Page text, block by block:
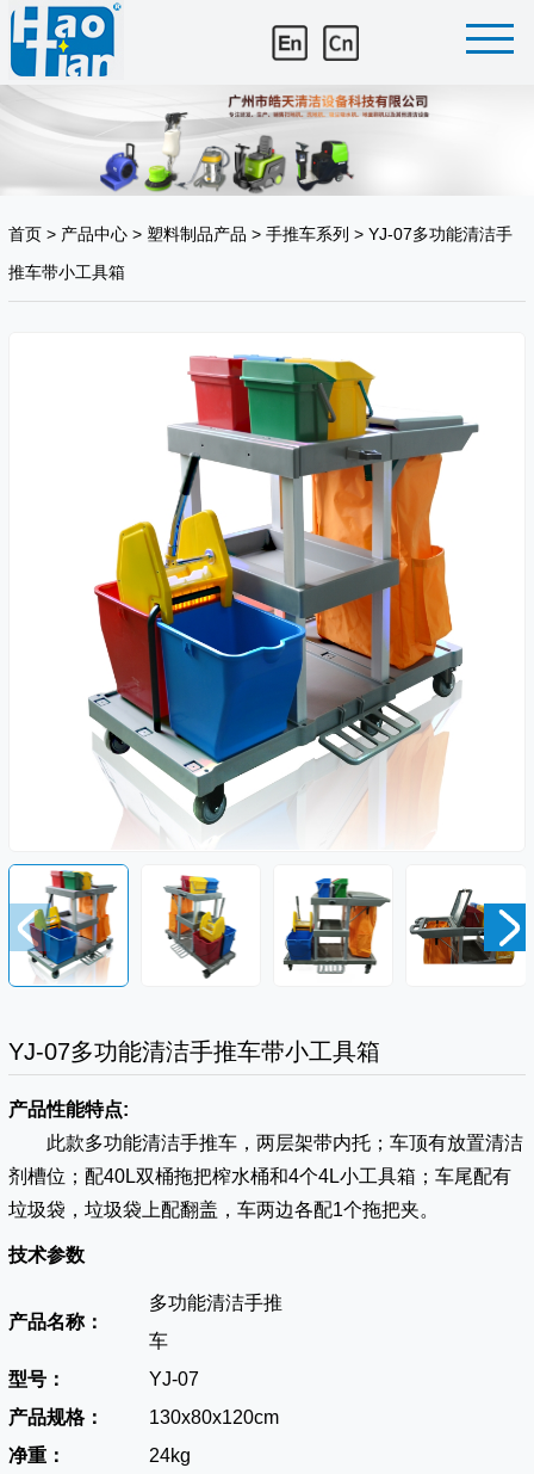
首页> 产品中心> 塑料制品产品 > 手推车系列 > YJ-07多功能清洁手
推车带小工具箱
YJ-07多功能清洁手推车带小工具箱
产品性能特点:
此款多功能清洁手推车，两层架带内托；车顶有放置清洁
剂槽位；配40L双桶拖把榨水桶和4个4L小工具箱；车尾配有
垃圾袋，垃圾袋上配翻盖，车两边各配1个拖把夹。
技术参数
产品名称：
多功能清洁手推
车
型号：
YJ-07
产品规格：
130x80x120cm
净重：
24kg